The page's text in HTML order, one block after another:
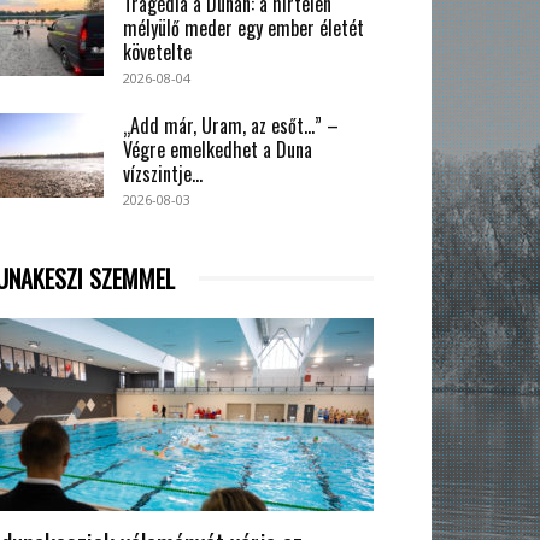
mélyülő meder egy ember életét
követelte
2026-08-04
„Add már, Uram, az esőt…” –
Végre emelkedhet a Duna
vízszintje...
2026-08-03
SZEMMEL